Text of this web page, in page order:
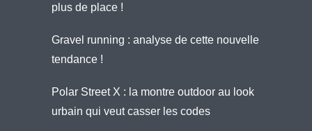
plus de place !
Gravel running : analyse de cette nouvelle
tendance !
Polar Street X : la montre outdoor au look
urbain qui veut casser les codes